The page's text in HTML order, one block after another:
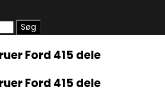
Søg
Ford 415 dele
Ford 415 dele